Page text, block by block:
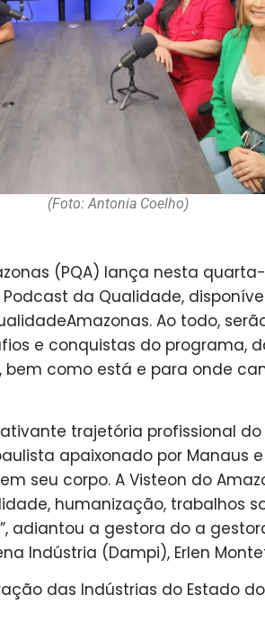
(Foto: Antonia Coelho)
(PQA) lança nesta
Podcast da Qualidade,
Ao todo,
e conquistas do programa,
como está e para onde
trajetória profissional
apaixonado por Manaus
seu corpo. A Visteon do
humanização, trabalhos
adiantou a gestora do a
Indústria (Dampi), Erlen
das Indústrias do Estado do